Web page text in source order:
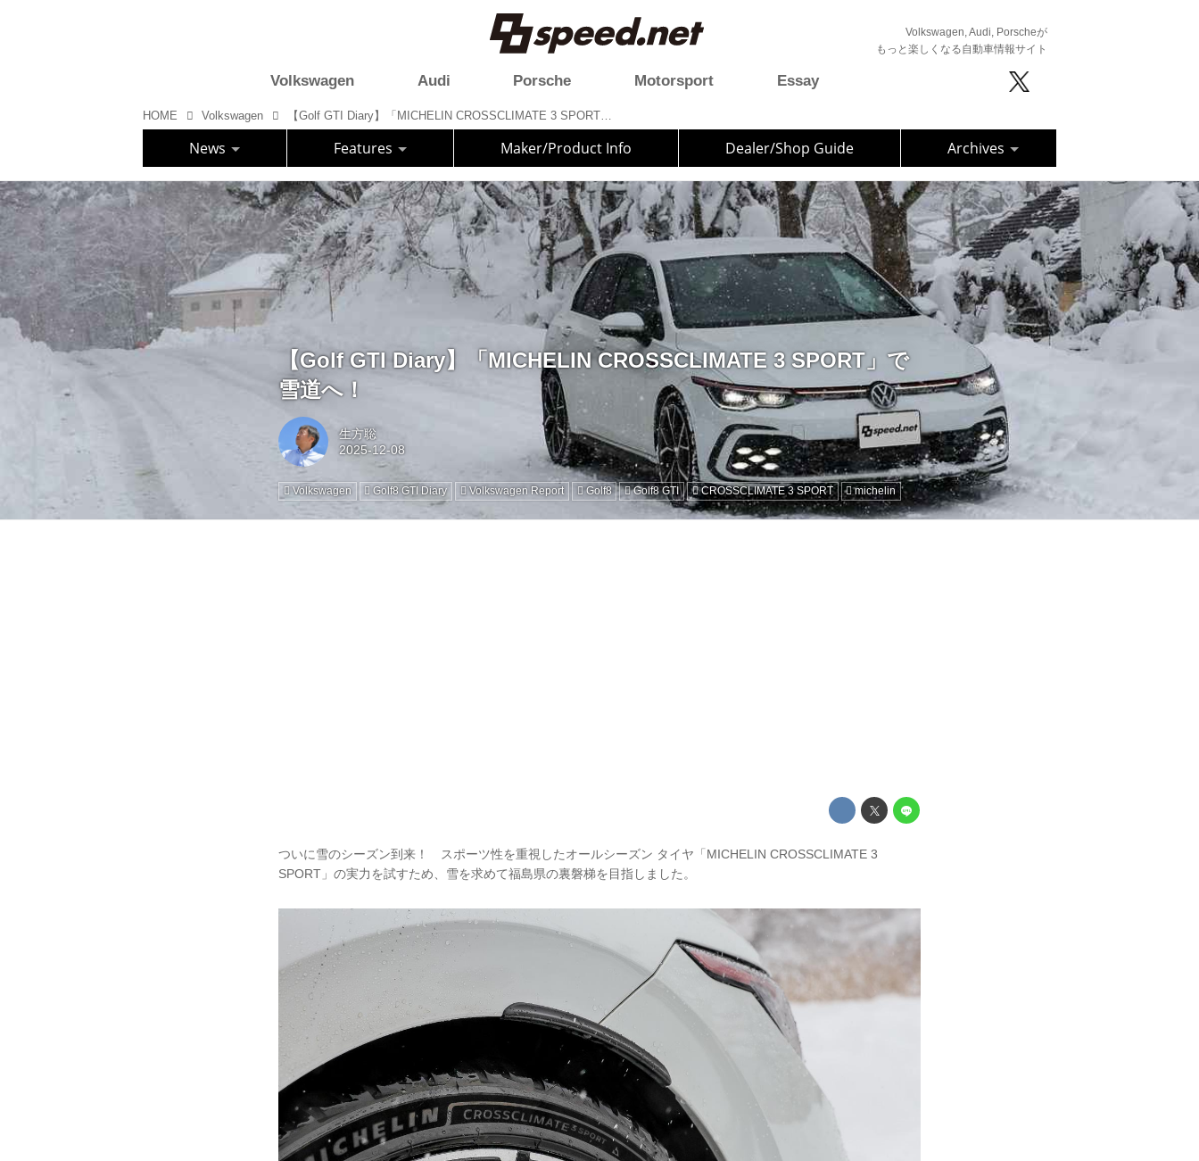
Volkswagen, Audi, Porscheが
もっと楽しくなる自動車情報サイト
Volkswagen Audi Porsche Motorsport Essay
HOME Volkswagen 【Golf GTI Diary】「MICHELIN CROSSCLIMATE 3 SPORT」で雪道へ！
News Features Maker/Product Info Dealer/Shop Guide Archives
【Golf GTI Diary】「MICHELIN CROSSCLIMATE 3 SPORT」で
雪道へ！
生方聡
Volkswagen Golf8 GTI Diary Volkswagen Report Golf8 Golf8 GTI CROSSCLIMATE 3 SPORT michelin
ついに雪のシーズン到来！ スポーツ性を重視したオールシーズン タイヤ「MICHELIN CROSSCLIMATE 3
SPORT」の実力を試すため、雪を求めて福島県の裏磐梯を目指しました。